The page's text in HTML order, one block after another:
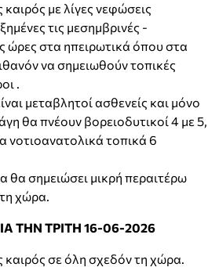
καιρός με λίγες νεφώσεις
τις μεσημβρινές -
ώρες στα ηπειρωτικά όπου στα
να σημειωθούν τοπικές
.
μεταβλητοί ασθενείς και μόνο
θα πνέουν βορειοδυτικοί 4 με 5,
νοτιοανατολικά τοπικά 6
θα σημειώσει μικρή περαιτέρω
χώρα.
ΤΗΝ ΤΡΙΤΗ 16-06-2026
καιρός σε όλη σχεδόν τη χώρα.